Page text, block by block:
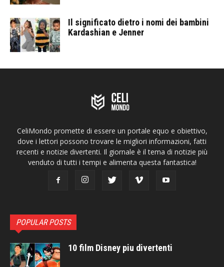
Il significato dietro i nomi dei bambini
Kardashian e Jenner
CeliMondo promette di essere un portale equo e obiettivo,
dove i lettori possono trovare le migliori informazioni, fatti
recenti e notizie divertenti. Il giornale è il tema di notizie più
venduto di tutti i tempi e alimenta questa fantastica!
POPULAR POSTS
10 film Disney piu divertenti